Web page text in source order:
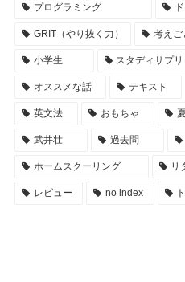
プログラミング
GRIT（やり抜く力） 考えご
小学生 スタディサプリ
オススメな話 テキスト
英文法 おもちゃ
武井壮 過去問
ホームスクーリング リ
レビュー no index